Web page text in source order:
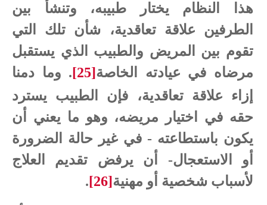
هذا النظام يختار طبيبه، وتنشأ بين
الطرفين علاقة تعاقدية، شأن تلك التي
تقوم بين المريض والطبيب الذي يستقبل
مرضاه في عيادته الخاصة[25]. وما دمنا
إزاء علاقة تعاقدية، فإن الطبيب يسترد
حقه في اختيار مريضه، وهو ما يعني أن
يكون باستطاعته - في غير حالة الضرورة
أو الاستعجال- أن يرفض تقديم العلاج
لأسباب شخصية أو مهنية[26]
.